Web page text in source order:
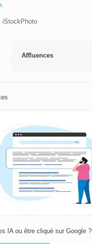
.
iStockPhoto
Affluences
IA ou être cliqué sur Google ?